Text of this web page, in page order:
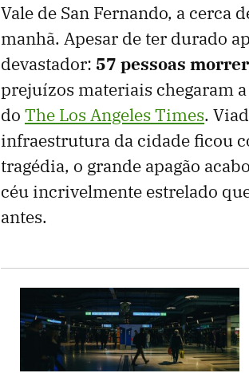
Vale de San Fernando, a cerca
manhã. Apesar de ter durado
devastador: 57 pessoas
prejuízos materiais chegaram a
do The Los Angeles Times.
infraestrutura da cidade ficou
tragédia, o grande apagão
céu incrivelmente estrelado
antes.